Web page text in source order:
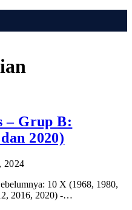
– Grup B:
2020)
2024
10 X (1968, 1980,
2016, 2020) -…